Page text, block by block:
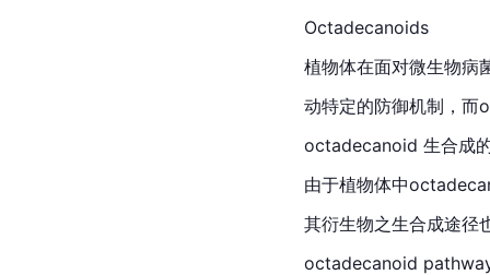
Octadecanoids
植物体在面对微生物病
动特定的防御机制，而
octadecanoid 生合成
由于植物体中
其衍生物之生合成途径
octadecanoid